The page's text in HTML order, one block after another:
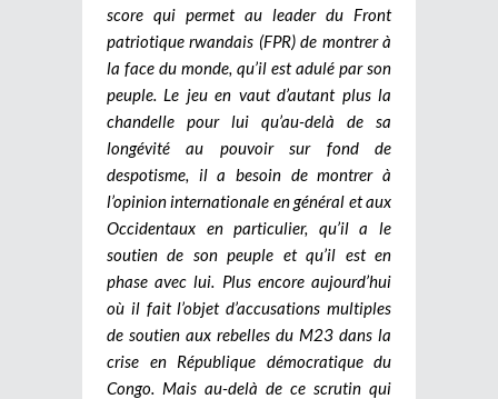
score qui permet au leader du Front
patriotique rwandais (FPR) de montrer à
la face du monde, qu’il est adulé par son
peuple. Le jeu en vaut d’autant plus la
chandelle pour lui qu’au-delà de sa
longévité au pouvoir sur fond de
despotisme, il a besoin de montrer à
l’opinion internationale en général et aux
Occidentaux en particulier, qu’il a le
soutien de son peuple et qu’il est en
phase avec lui. Plus encore aujourd’hui
où il fait l’objet d’accusations multiples
de soutien aux rebelles du M23 dans la
crise en République démocratique du
Congo. Mais au-delà de ce scrutin qui